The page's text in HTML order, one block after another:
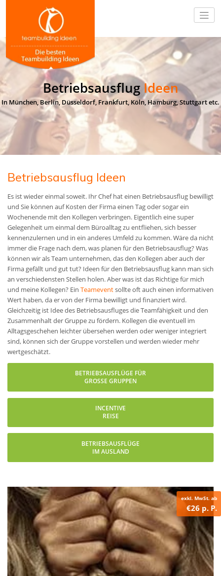
BetriebsausflugIdeen
In München, Berlin, Düsseldorf, Frankfurt, Köln, Hamburg, Stuttgart etc.
Betriebsausflug Ideen
Es ist wieder einmal soweit. Ihr Chef hat einen Betriebsausflug bewilligt
und Sie können auf Kosten der Firma einen Tag oder sogar ein
Wochenende mit den Kollegen verbringen. Eigentlich eine super
Gelegenheit um einmal dem Büroalltag zu entfliehen, sich besser
kennenzulernen und in ein anderes Umfeld zu kommen. Wäre da nicht
immer die Frage nach dem, was planen für den Betriebsausflug? Was
können wir als Team unternehmen, das den Kollegen aber auch der
Firma gefällt und gut tut? Ideen für den Betriebsausflug kann man sich
an verschiedensten Stellen holen. Aber was ist das Richtige für mich
und meine Kollegen? Ein Teameventsollte oft auch einen informativen
Wert haben, da er von der Firma bewilligt und finanziert wird.
Gleichzeitig ist Idee des Betriebsausfluges die Teamfähigkeit und den
Zusammenhalt der Gruppe zu fördern. Kollegen die eventuell im
Alltagsgeschehen leichter übersehen werden oder weniger integriert
sind, können sich der Gruppe vorstellen und werden wieder mehr
wertgeschätzt.
BETRIEBSAUSFLÜGE FÜR
GROSSE GRUPPEN
INCENTIVE
REISE
BETRIEBSAUSFLÜGE
IM AUSLAND
exkl. MwSt. ab
€26 p. P.